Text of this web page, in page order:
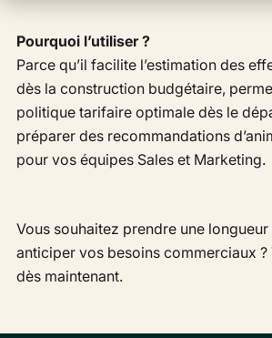
Pourquoi l’utiliser ?
Parce qu’il facilite l’estimation des
dès la construction budgétaire,
politique tarifaire optimale dès le
préparer des recommandations
pour vos équipes Sales et Marketing.
Vous souhaitez prendre une longueur
anticiper vos besoins commerciaux
dès maintenant.